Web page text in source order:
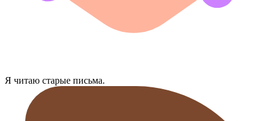
Я читаю старые письма.